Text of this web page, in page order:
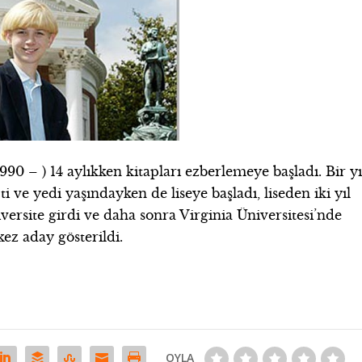
– ) 14 aylıkken kitapları ezberlemeye başladı. Bir
ve yedi yaşındayken de liseye başladı, liseden iki yıl
girdi ve daha sonra Virginia Üniversitesi’nde
aday gösterildi.
OYLA